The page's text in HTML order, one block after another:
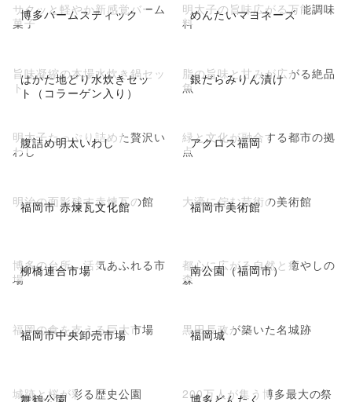
博多バームスティック
サクッと軽やか新感覚バーム
菓子
めんたいマヨネーズ
明太子の旨味広がる万能調味
料
はかた地どり水炊きセッ
ト（コラーゲン入り）
旨味凝縮の本場水炊き鍋セッ
ト
銀だらみりん漬け
脂の旨味と甘みが広がる絶品
魚
腹詰め明太いわし
明太子たっぷり詰めた贅沢い
わし
アクロス福岡
緑と文化が融合する都市の拠
点
福岡市 赤煉瓦文化館
明治の面影残す赤煉瓦の館 福岡市美術館
大濠に佇む芸術の美術館
柳橋連合市場
博多の台所、活気あふれる市
場
南公園（福岡市）
都心に広がる自然と癒やしの
森
福岡市中央卸売市場
福岡の食を支える巨大市場 福岡城
黒田長政が築いた名城跡
舞鶴公園
城跡と桜が彩る歴史公園 博多どんたく
200万人が集う博多最大の祭